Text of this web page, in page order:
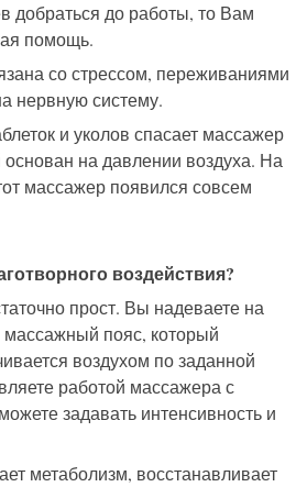
добраться до работы, то Вам
помощь.
со стрессом, переживаниями
нервную систему.
и уколов спасает массажер
на давлении воздуха. На
массажер появился совсем
воздействия?
прост. Вы надеваете на
пояс, который
воздухом по заданной
работой массажера с
задавать интенсивность и
метаболизм, восстанавливает